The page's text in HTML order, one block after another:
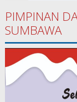
PIMPINAN
SUMBAWA